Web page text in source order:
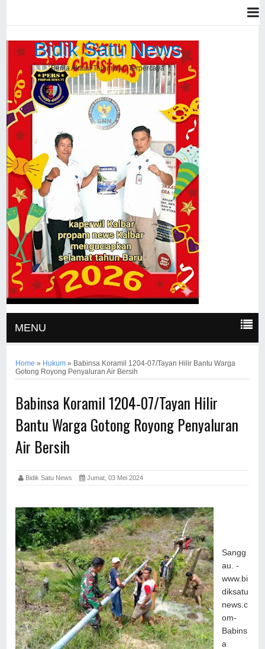
Bidik Satu News
Berita Aktual Tajam dan Terpercaya
MENU
Home » Hukum » Babinsa Koramil 1204-07/Tayan Hilir Bantu Warga
Gotong Royong Penyaluran Air Bersih
Babinsa Koramil 1204-07/Tayan Hilir
Bantu Warga Gotong Royong Penyaluran
Air Bersih
Bidik Satu News Jumat, 03 Mei 2024
Sangg
au. -
www.bi
diksatu
news.c
om-
Babins
a